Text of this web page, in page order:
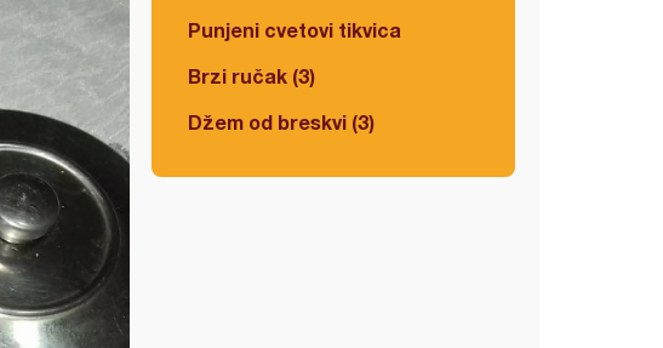
Punjeni cvetovi tikvica
Brzi ručak (3)
Džem od breskvi (3)